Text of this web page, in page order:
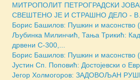
МИТРОПОЛИТ ПЕТРОГРАДСКИ
СВЕШТЕНО ЈЕ И СТРАШНО ДЕЛО -
Борис Башилов: Пушкин и масонство
Љубинка Милинчић, Тања Трикић: Кад
дрвени С-300,...
Борис Башилов: Пушкин и масонство
Јустин Сп. Поповић: Достојевски о
Јегор Холмогоров: ЗАДОВОЉАН